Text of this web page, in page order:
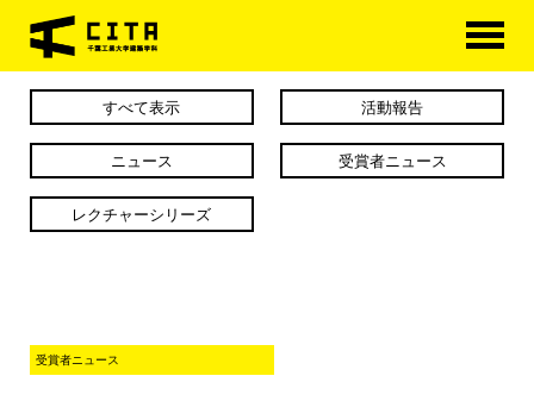
HOME
学科概要
すべて表示 活動報告
ニュース 受賞者ニュース
レクチャーシリーズ
受賞者ニュース